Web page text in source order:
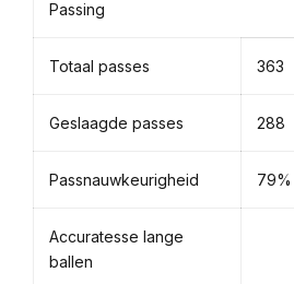
Passing
Totaal passes 363
Geslaagde passes 288
Passnauwkeurigheid 79%
Accuratesse lange
ballen